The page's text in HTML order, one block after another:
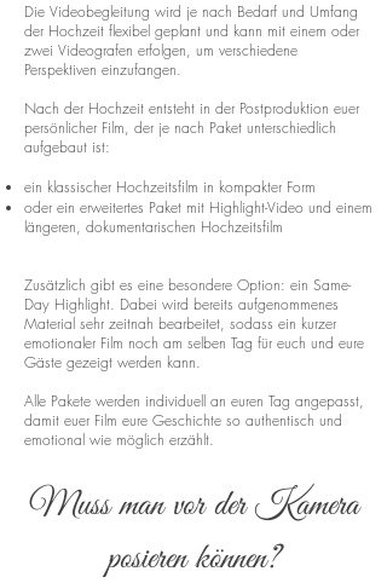
Die Videobegleitung wird je nach Bedarf und Umfang
der Hochzeit flexibel geplant und kann mit einem oder
zwei Videografen erfolgen, um verschiedene
Perspektiven einzufangen.
Nach der Hochzeit entsteht in der Postproduktion euer
persönlicher Film, der je nach Paket unterschiedlich
aufgebaut ist:
ein klassischer Hochzeitsfilm in kompakter Form
oder ein erweitertes Paket mit Highlight-Video und einem
längeren, dokumentarischen Hochzeitsfilm
Zusätzlich gibt es eine besondere Option: ein Same-
Day Highlight. Dabei wird bereits aufgenommenes
Material sehr zeitnah bearbeitet, sodass ein kurzer
emotionaler Film noch am selben Tag für euch und eure
Gäste gezeigt werden kann.
Alle Pakete werden individuell an euren Tag angepasst,
damit euer Film eure Geschichte so authentisch und
emotional wie möglich erzählt.
Muss man vor der Kamera
posieren können?